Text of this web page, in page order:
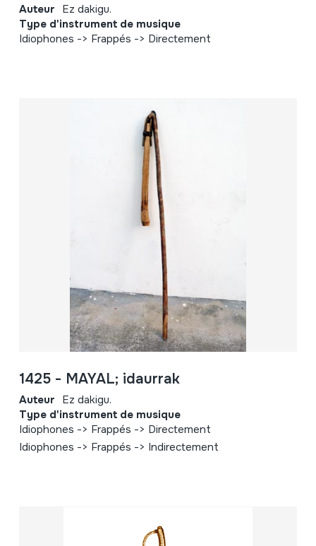
Auteur Ez dakigu.
Type d'instrument de musique
Idiophones -> Frappés -> Directement
1425 - MAYAL; idaurrak
Auteur Ez dakigu.
Type d'instrument de musique
Idiophones -> Frappés -> Directement
Idiophones -> Frappés -> Indirectement